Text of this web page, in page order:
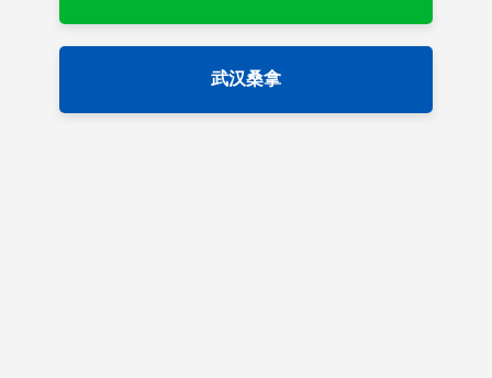
武汉桑拿